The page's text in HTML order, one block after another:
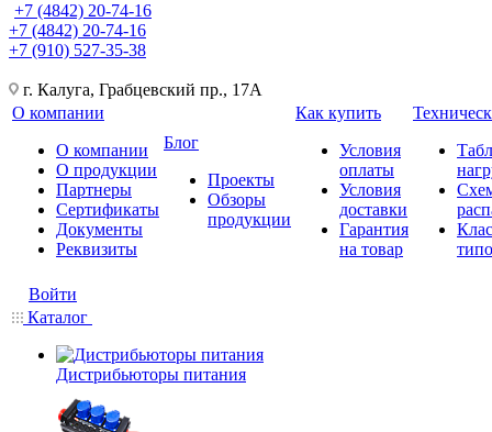
+7 (4842) 20-74-16
+7 (4842) 20-74-16
+7 (910) 527-35-38
г. Калуга, Грабцевский пр., 17А
О компании
О компании
О продукции
Партнеры
Сертификаты
Документы
Реквизиты
Блог
Проекты
Обзоры
продукции
Как купить
Условия
оплаты
Условия
доставки
Гарантия
на товар
Войти
Каталог
Дистрибьюторы питания